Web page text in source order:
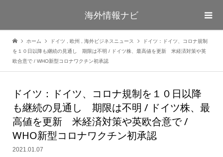
海外情報ナビ
ホーム ドイツ 欧州 海外ビジネスニュース
ドイツ：ドイツ、コロナ規制
を１０日以降も継続の見通し 期限は不明 / ドイツ株、最高値を更新 米経済対策や英
欧合意で / WHO新型コロナワクチン初承認
ドイツ：ドイツ、コロナ規制を１０日以降
も継続の見通し 期限は不明 / ドイツ株、最
高値を更新 米経済対策や英欧合意で /
WHO新型コロナワクチン初承認
2021.01.07